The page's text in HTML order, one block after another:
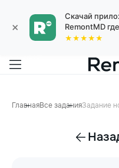
×
Скачай
RemontMD
★★★★★
ГлавнаяВсе заданияЗадание